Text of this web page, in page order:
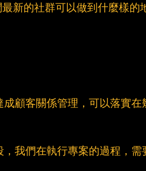
新的社群可以做到什麼樣的
成顧客關係管理，可以落實在
我們在執行專案的過程，需